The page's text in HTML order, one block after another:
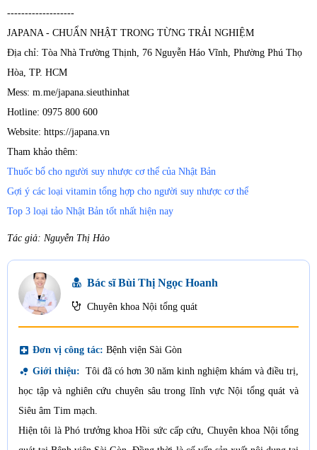
-------------------
JAPANA - CHUẨN NHẬT TRONG TỪNG TRẢI NGHIỆM
Địa chỉ: Tòa Nhà Trường Thịnh, 76 Nguyễn Háo Vĩnh, Phường Phú Thọ
Hòa, TP. HCM
Mess: m.me/japana.sieuthinhat
Hotline: 0975 800 600
Website: https://japana.vn
Tham khảo thêm:
Thuốc bổ cho người suy nhược cơ thể của Nhật Bản
Gợi ý các loại vitamin tổng hợp cho người suy nhược cơ thể
Top 3 loại tảo Nhật Bản tốt nhất hiện nay
Tác giả: Nguyễn Thị Hảo
Bác sĩ Bùi Thị Ngọc Hoanh
Chuyên khoa Nội tổng quát
local_hospital Đơn vị công tác: Bệnh viện Sài Gòn
bubble_chart Giới thiệu: Tôi đã có hơn 30 năm kinh nghiệm khám và điều trị,
học tập và nghiên cứu chuyên sâu trong lĩnh vực Nội tổng quát và
Siêu âm Tim mạch.
Hiện tôi là Phó trưởng khoa Hồi sức cấp cứu, Chuyên khoa Nội tổng